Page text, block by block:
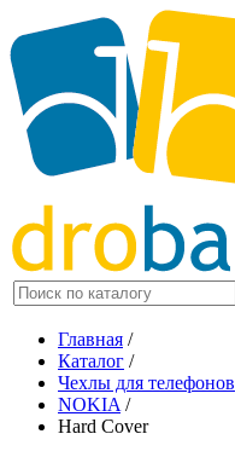
Главная /
Каталог /
Чехлы для телефонов
NOKIA /
Hard Cover